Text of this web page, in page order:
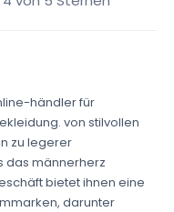
händler für
von stilvollen
zu legerer
das männerherz
bietet ihnen eine
darunter